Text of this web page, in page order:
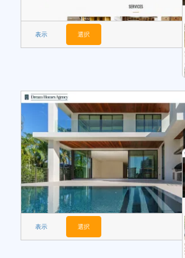
表示 選択
表示 選択